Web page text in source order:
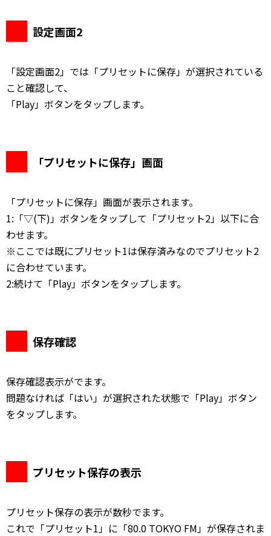
設定画面2
「設定画面2」では「プリセットに保存」が選択されている
こと確認して、
「Play」ボタンをタップします。
「プリセットに保存」画面
「プリセットに保存」画面が表示されます。
1:「▽(下)」ボタンをタップして「プリセット2」以下に合
わせます。
※ここでは既にプリセット1は保存済みなのでプリセット2
に合わせています。
2:続けて「Play」ボタンをタップします。
保存確認
保存確認表示がでます。
問題なければ「はい」が選択された状態で「Play」ボタン
をタップします。
プリセット保存の表示
プリセット保存の表示が数秒でます。
これで「プリセット1」に「80.0 TOKYO FM」が保存されま